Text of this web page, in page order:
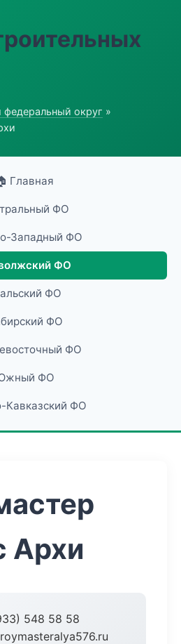
округ »
Главная
ФО
Западный ФО
ФО
ФО
ФО
ФО
ФО
Кавказский ФО
Архи
548 58 58